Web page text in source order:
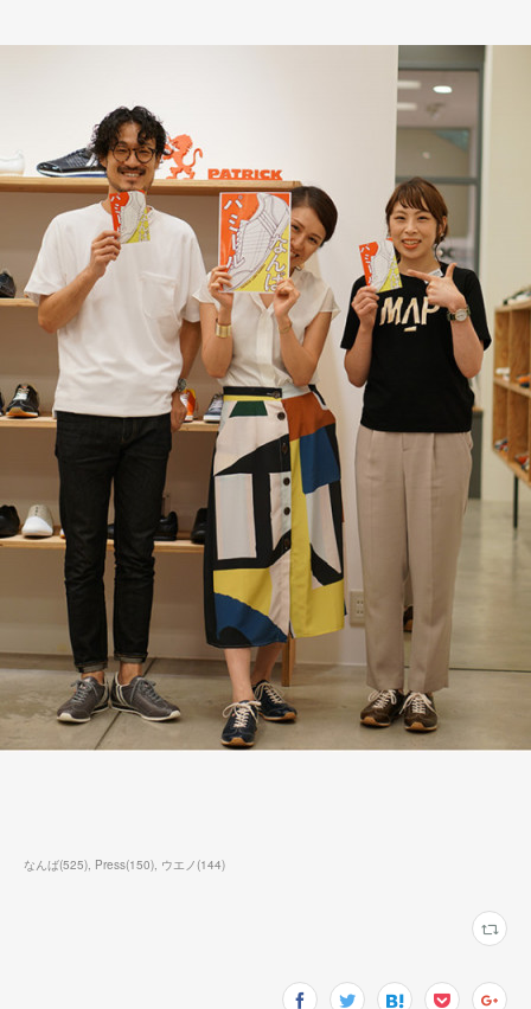
なんば(525) Press(150) ウエノ(144)